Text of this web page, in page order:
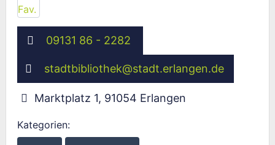
09131 86 - 2282
stadtbibliothek@stadt.erlangen.de
Marktplatz 1, 91054 Erlangen
Kategorien: